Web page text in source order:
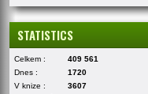
STATISTICS
Celkem :
409 561
Dnes :
1720
V knize :
3607